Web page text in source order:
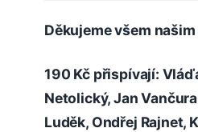
Děkujeme všem
190 Kč přispívají:
Netolický, Jan
Luděk, Ondřej Rajnet,